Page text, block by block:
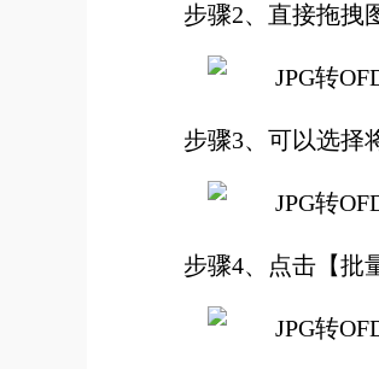
步骤2、直接拖拽
步骤3、可以选择
步骤4、点击【批